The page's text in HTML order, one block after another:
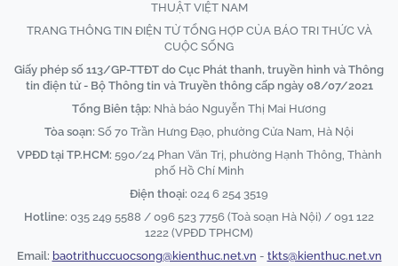
THUẬT VIỆT NAM
TRANG THÔNG TIN ĐIỆN TỬ TỔNG HỢP CỦA BÁO TRI THỨC VÀ
CUỘC SỐNG
Giấy phép số 113/GP-TTĐT do Cục Phát thanh, truyền hình và Thông
tin điện tử - Bộ Thông tin và Truyền thông cấp ngày 08/07/2021
Tổng Biên tập: Nhà báo Nguyễn Thị Mai Hương
Tòa soạn: Số 70 Trần Hưng Đạo, phường Cửa Nam, Hà Nội
VPĐD tại TP.HCM: 590/24 Phan Văn Trị, phường Hạnh Thông, Thành
phố Hồ Chí Minh
Điện thoại: 024 6 254 3519
Hotline: 035 249 5588 / 096 523 7756 (Toà soạn Hà Nội) / 091 122
1222 (VPĐD TPHCM)
Email: baotrithuccuocsong@kienthuc.net.vn - tkts@kienthuc.net.vn